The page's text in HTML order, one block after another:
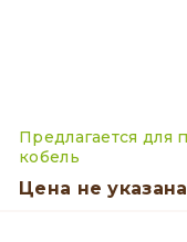
Предлагается для
кобель
Цена не указана